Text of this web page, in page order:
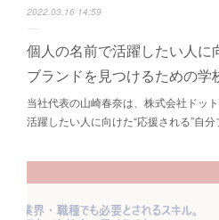
2022.03.16 14:59
個人の名前で活躍したい人に
ブランドを見つけるための
当社代表の山崎春奈は、株式会社ドッ
活躍したい人に向けた“応援される”自